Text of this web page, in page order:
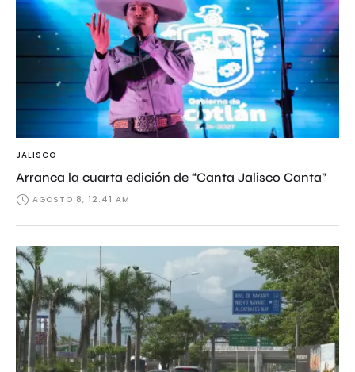
JALISCO
Arranca la cuarta edición de “Canta Jalisco Canta”
AGOSTO 8, 12:41 AM